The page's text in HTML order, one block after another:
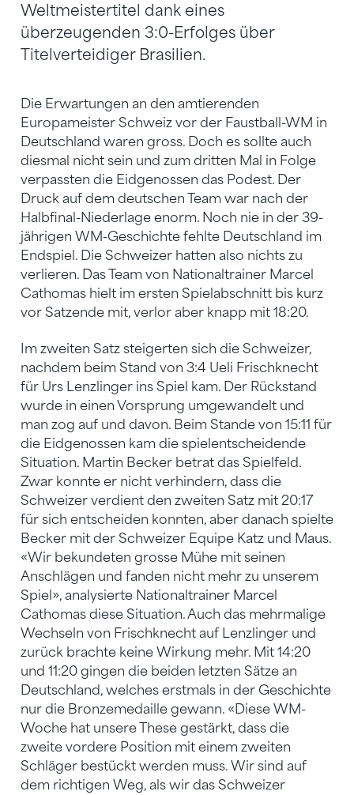
Weltmeistertitel dank eines
überzeugenden 3:0-Erfolges über
Titelverteidiger Brasilien.
Die Erwartungen an den amtierenden
Europameister Schweiz vor der Faustball-WM in
Deutschland waren gross. Doch es sollte auch
diesmal nicht sein und zum dritten Mal in Folge
verpassten die Eidgenossen das Podest. Der
Druck auf dem deutschen Team war nach der
Halbfinal-Niederlage enorm. Noch nie in der 39-
jährigen WM-Geschichte fehlte Deutschland im
Endspiel. Die Schweizer hatten also nichts zu
verlieren. Das Team von Nationaltrainer Marcel
Cathomas hielt im ersten Spielabschnitt bis kurz
vor Satzende mit, verlor aber knapp mit 18:20.
Im zweiten Satz steigerten sich die Schweizer,
nachdem beim Stand von 3:4 Ueli Frischknecht
für Urs Lenzlinger ins Spiel kam. Der Rückstand
wurde in einen Vorsprung umgewandelt und
man zog auf und davon. Beim Stande von 15:11 für
die Eidgenossen kam die spielentscheidende
Situation. Martin Becker betrat das Spielfeld.
Zwar konnte er nicht verhindern, dass die
Schweizer verdient den zweiten Satz mit 20:17
für sich entscheiden konnten, aber danach spielte
Becker mit der Schweizer Equipe Katz und Maus.
«Wir bekundeten grosse Mühe mit seinen
Anschlägen und fanden nicht mehr zu unserem
Spiel», analysierte Nationaltrainer Marcel
Cathomas diese Situation. Auch das mehrmalige
Wechseln von Frischknecht auf Lenzlinger und
zurück brachte keine Wirkung mehr. Mit 14:20
und 11:20 gingen die beiden letzten Sätze an
Deutschland, welches erstmals in der Geschichte
nur die Bronzemedaille gewann. «Diese WM-
Woche hat unsere These gestärkt, dass die
zweite vordere Position mit einem zweiten
Schläger bestückt werden muss. Wir sind auf
dem richtigen Weg, als wir das Schweizer